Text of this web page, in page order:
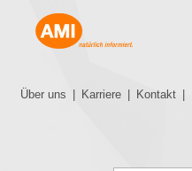
Über uns Karriere Kontakt